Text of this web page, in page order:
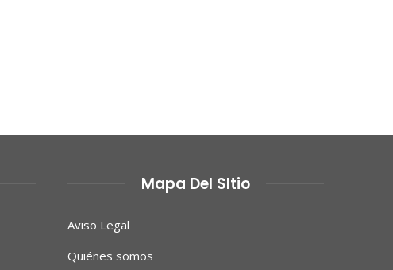
Mapa Del SItio
Aviso Legal
Quiénes somos